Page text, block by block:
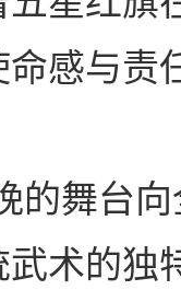
感与责
的舞台
术的独